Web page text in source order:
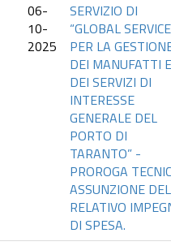
06-
10-
2025
SERVIZIO DI
“GLOBAL SERVICE
PER LA
DEI MANUFATTI E
DEI SERVIZI DI
INTERESSE
GENERALE DEL
PORTO DI
TARANTO” -
PROROGA
ASSUNZIONE DEL
RELATIVO
DI SPESA.